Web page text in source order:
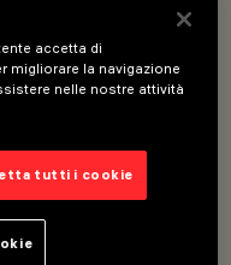
cromatica.
completo di
di due gusci in
di connessione al
accetta di
migliorare la navigazione
nelle nostre attività
tutti i cookie